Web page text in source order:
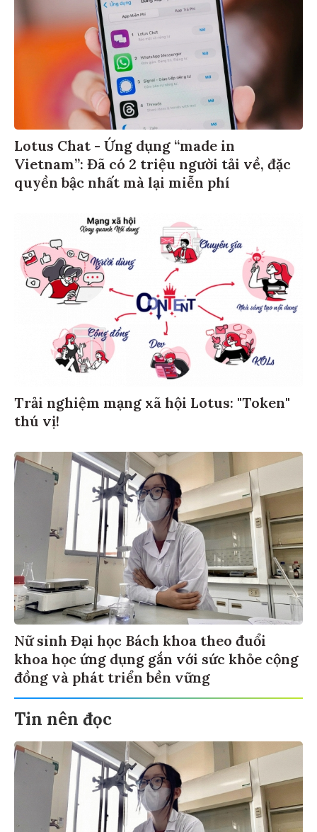
Lotus Chat - Ứng dụng “made in
Vietnam”: Đã có 2 triệu người tải về, đặc
quyền bậc nhất mà lại miễn phí
Trải nghiệm mạng xã hội Lotus: "Token"
thú vị!
Nữ sinh Đại học Bách khoa theo đuổi
khoa học ứng dụng gắn với sức khỏe cộng
đồng và phát triển bền vững
Tin nên đọc